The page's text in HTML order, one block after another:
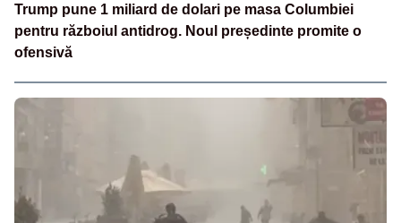
Trump pune 1 miliard de dolari pe masa Columbiei
pentru războiul antidrog. Noul președinte promite o
ofensivă